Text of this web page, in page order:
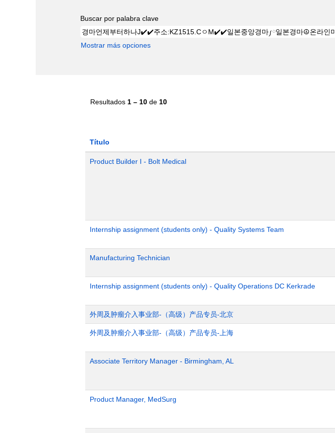
Buscar por palabra clave
Mostrar más opciones
Resultados 1 – 10 de 10
Título
Product Builder I - Bolt Medical
Internship assignment (students only) - Quality Systems Team
Manufacturing Technician
Internship assignment (students only) - Quality Operations DC Kerkrade
外周及肿瘤介入事业部-（高级）产品专员-北京
外周及肿瘤介入事业部-（高级）产品专员-上海
Associate Territory Manager - Birmingham, AL
Product Manager, MedSurg